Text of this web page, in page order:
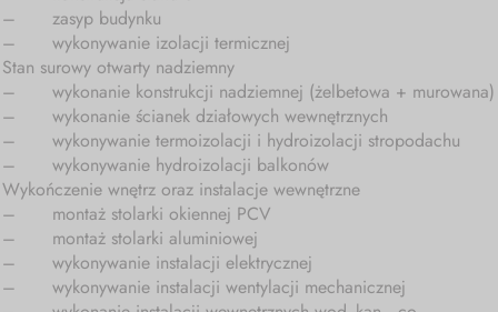
–
zasyp budynku
–
wykonywanie izolacji termicznej
Stan surowy otwarty nadziemny
–
wykonanie konstrukcji nadziemnej (żelbetowa + murowana)
–
wykonanie ścianek działowych wewnętrznych
–
wykonywanie termoizolacji i hydroizolacji stropodachu
–
wykonywanie hydroizolacji balkonów
Wykończenie wnętrz oraz instalacje wewnętrzne
–
montaż stolarki okiennej PCV
–
montaż stolarki aluminiowej
–
wykonywanie instalacji elektrycznej
–
wykonywanie instalacji wentylacji mechanicznej